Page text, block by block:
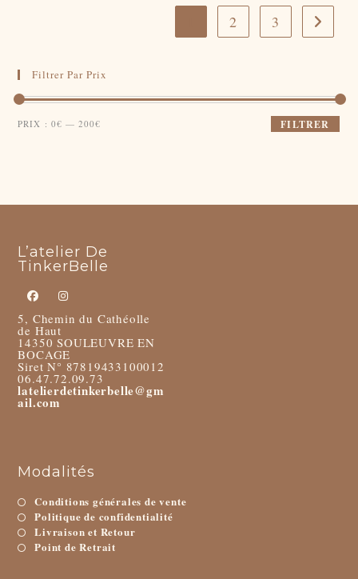
2 3
Filtrer Par Prix
Prix
Prix
FILTRER
PRIX :0€ —200€
L’atelier De
TinkerBelle
5, Chemin du Cathéolle
de Haut
14350 SOULEUVRE EN
BOCAGE
Siret N° 87819433100012
06.47.72.09.73
latelierdetinkerbelle@gm
ail.com
Modalités
Conditions générales de vente
Politique de confidentialité
Livraison et Retour
Point de Retrait